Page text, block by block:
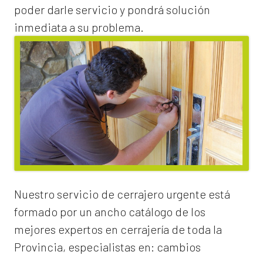
poder darle servicio y pondrá solución
inmediata a su problema.
Nuestro servicio de cerrajero urgente está
formado por un ancho catálogo de los
mejores expertos en cerrajería de toda la
Provincia, especialistas en: cambios